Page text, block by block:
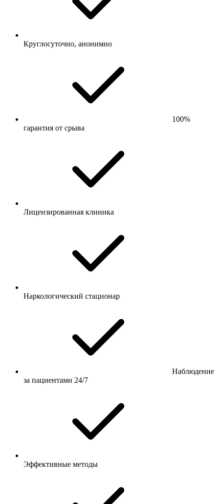
Круглосуточно, анонимно
100%
гарантия от срыва
Лицензированная клиника
Наркологический стационар
Наблюдение
за пациентами 24/7
Эффективные методы